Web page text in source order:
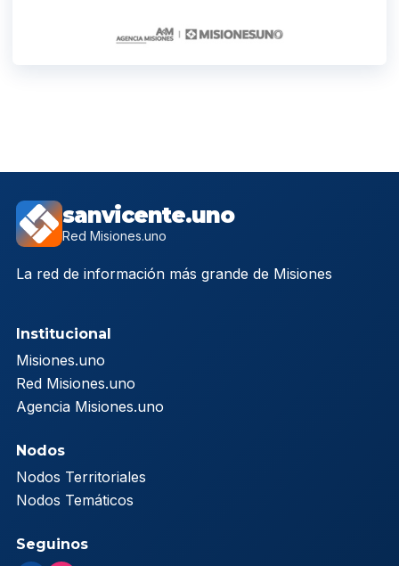
sanvicente.uno
Red Misiones.uno
La red de información más grande de Misiones
Institucional
Misiones.uno
Red Misiones.uno
Agencia Misiones.uno
Nodos
Nodos Territoriales
Nodos Temáticos
Seguinos